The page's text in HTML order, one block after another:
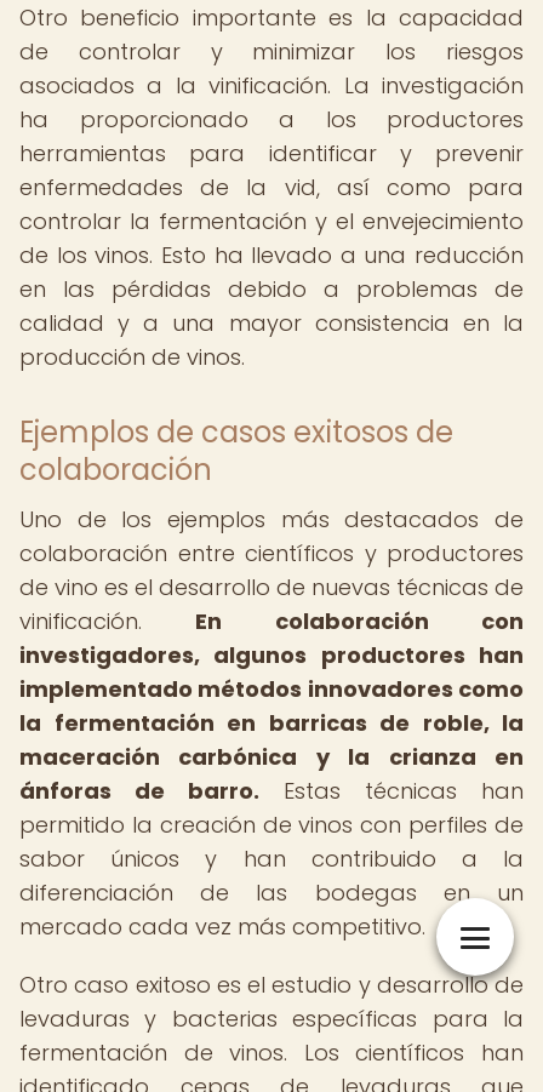
Otro beneficio importante es la capacidad
de controlar y minimizar los riesgos
asociados a la vinificación. La investigación
ha proporcionado a los productores
herramientas para identificar y prevenir
enfermedades de la vid, así como para
controlar la fermentación y el envejecimiento
de los vinos. Esto ha llevado a una reducción
en las pérdidas debido a problemas de
calidad y a una mayor consistencia en la
producción de vinos.
Ejemplos de casos exitosos de
colaboración
Uno de los ejemplos más destacados de
colaboración entre científicos y productores
de vino es el desarrollo de nuevas técnicas de
vinificación. En colaboración con
investigadores, algunos productores han
implementado métodos innovadores como
la fermentación en barricas de roble, la
maceración carbónica y la crianza en
ánforas de barro. Estas técnicas han
permitido la creación de vinos con perfiles de
sabor únicos y han contribuido a la
diferenciación de las bodegas en un
mercado cada vez más competitivo.
Otro caso exitoso es el estudio y desarrollo de
levaduras y bacterias específicas para la
fermentación de vinos. Los científicos han